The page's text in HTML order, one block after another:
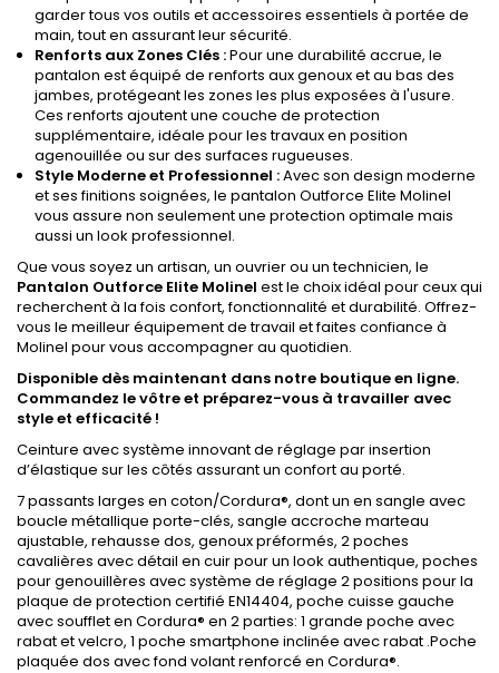
garder tous vos outils et accessoires essentiels à portée de
main, tout en assurant leur sécurité.
Renforts aux Zones Clés :Pour une durabilité accrue, le
pantalon est équipé de renforts aux genoux et au bas des
jambes, protégeant les zones les plus exposées à l'usure.
Ces renforts ajoutent une couche de protection
supplémentaire, idéale pour les travaux en position
agenouillée ou sur des surfaces rugueuses.
Style Moderne et Professionnel :Avec son design moderne
et ses finitions soignées, le pantalon Outforce Elite Molinel
vous assure non seulement une protection optimale mais
aussi un look professionnel.
Que vous soyez un artisan, un ouvrier ou un technicien, le
Pantalon Outforce Elite Molinel est le choix idéal pour ceux qui
recherchent à la fois confort, fonctionnalité et durabilité. Offrez-
vous le meilleur équipement de travail et faites confiance à
Molinel pour vous accompagner au quotidien.
Disponible dès maintenant dans notre boutique en ligne.
Commandez le vôtre et préparez-vous à travailler avec
style et efficacité !
Ceinture avec système innovant de réglage par insertion
d’élastique sur les côtés assurant un confort au porté.
7 passants larges en coton/Cordura®, dont un en sangle avec
boucle métallique porte-clés, sangle accroche marteau
ajustable, rehausse dos, genoux préformés, 2 poches
cavalières avec détail en cuir pour un look authentique, poches
pour genouillères avec système de réglage 2 positions pour la
plaque de protection certifié EN14404, poche cuisse gauche
avec soufflet en Cordura® en 2 parties: 1 grande poche avec
rabat et velcro, 1 poche smartphone inclinée avec rabat .Poche
plaquée dos avec fond volant renforcé en Cordura®.